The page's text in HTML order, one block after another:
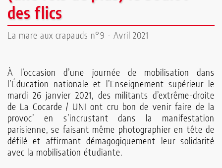
Qui
nous
?
Chaîne
Youtube
des flics
La mare aux crapauds n°9 - Avril 2021
À l’occasion d’une journée de mobilisation dans
l’Éducation nationale et l’Enseignement supérieur le
mardi 26 janvier 2021, des militants d’extrême-droite
de La Cocarde / UNI ont cru bon de venir faire de la
provoc’ en s’incrustant dans la manifestation
parisienne, se faisant même photographier en tête de
défilé et affirmant démagogiquement leur solidarité
avec la mobilisation étudiante.